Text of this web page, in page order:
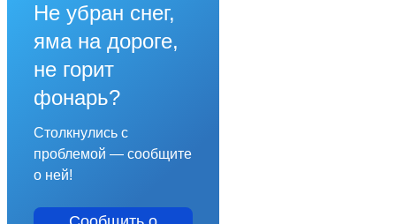
Не убран снег,
яма на дороге,
не горит
фонарь?
Столкнулись с
проблемой — сообщите
о ней!